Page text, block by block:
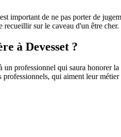
de ne pas porter de
sur le caveau d'un être
à Devesset ?
professionnel qui saura honorer
qui aiment leur